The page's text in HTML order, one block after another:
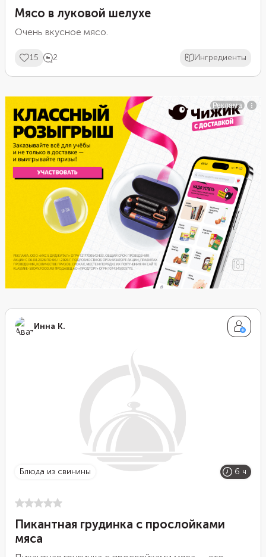
Мясо в луковой шелухе
Очень вкусное мясо.
15 2 Ингредиенты
Инна К.
блюда из свинины 6 ч
Пикантная грудинка с прослойками
мяса